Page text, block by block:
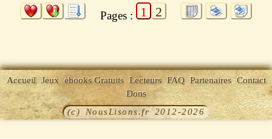
Pages : 1 2
Accueil Jeux ebooks Gratuits Lecteurs FAQ Partenaires Contact
Dons
(c) NousLisons.fr 2012-2026